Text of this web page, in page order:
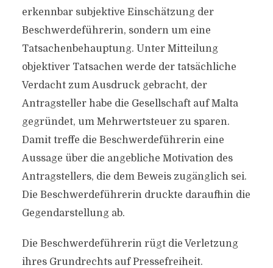
erkennbar subjektive Einschätzung der
Beschwerdeführerin, sondern um eine
Tatsachenbehauptung. Unter Mitteilung
objektiver Tatsachen werde der tatsächliche
Verdacht zum Ausdruck gebracht, der
Antragsteller habe die Gesellschaft auf Malta
gegründet, um Mehrwertsteuer zu sparen.
Damit treffe die Beschwerdeführerin eine
Aussage über die angebliche Motivation des
Antragstellers, die dem Beweis zugänglich sei.
Die Beschwerdeführerin druckte daraufhin die
Gegendarstellung ab.
Die Beschwerdeführerin rügt die Verletzung
ihres Grundrechts auf Pressefreiheit.